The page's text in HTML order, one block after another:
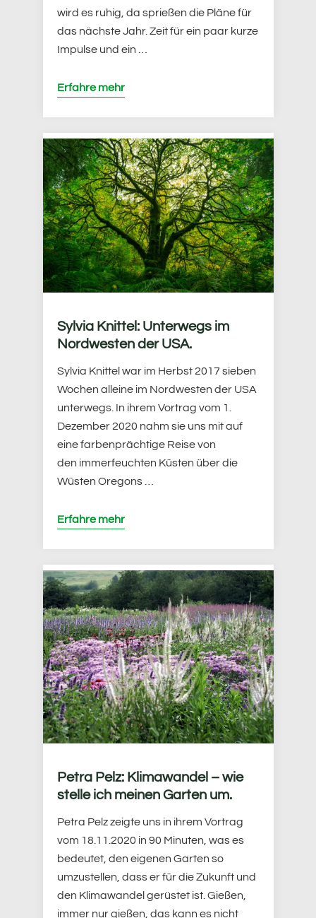
wird es ruhig, da sprießen die Pläne für
das nächste Jahr. Zeit für ein paar kurze
Impulse und ein …
Erfahre mehr
Sylvia Knittel: Unterwegs im
Nordwesten der USA.
Sylvia Knittel war im Herbst 2017 sieben
Wochen alleine im Nordwesten der USA
unterwegs. In ihrem Vortrag vom 1.
Dezember 2020 nahm sie uns mit auf
eine farbenprächtige Reise von
den immerfeuchten Küsten über die
Wüsten Oregons …
Erfahre mehr
Petra Pelz: Klimawandel – wie
stelle ich meinen Garten um.
Petra Pelz zeigte uns in ihrem Vortrag
vom 18.11.2020 in 90 Minuten, was es
bedeutet, den eigenen Garten so
umzustellen, dass er für die Zukunft und
den Klimawandel gerüstet ist. Gießen,
immer nur gießen, das kann es nicht